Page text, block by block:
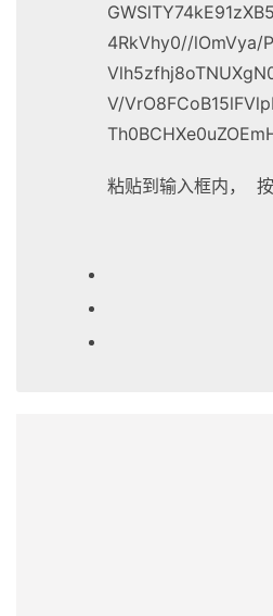
4RkVhy0//lOmVya/
V/
粘贴到输入框内， 按